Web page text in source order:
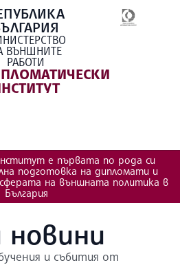
ВЪНШНИТЕ
РАБОТИ
е първата по рода си
подготовка на дипломати и
на външната политика в
България
и събития от